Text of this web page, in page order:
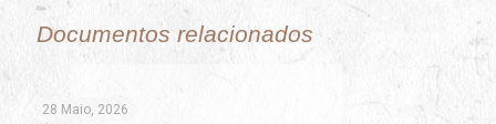
Documentos relacionados
28 Maio, 2026